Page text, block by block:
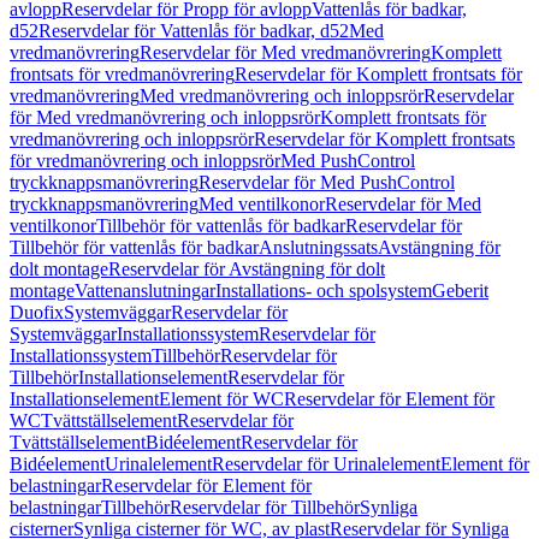
avloppReservdelar för Propp för avloppVattenlås för badkar,
d52Reservdelar för Vattenlås för badkar, d52Med
vredmanövreringReservdelar för Med vredmanövreringKomplett
frontsats för vredmanövreringReservdelar för Komplett frontsats för
vredmanövreringMed vredmanövrering och inloppsrörReservdelar
för Med vredmanövrering och inloppsrörKomplett frontsats för
vredmanövrering och inloppsrörReservdelar för Komplett frontsats
för vredmanövrering och inloppsrörMed PushControl
tryckknappsmanövreringReservdelar för Med PushControl
tryckknappsmanövreringMed ventilkonorReservdelar för Med
ventilkonorTillbehör för vattenlås för badkarReservdelar för
Tillbehör för vattenlås för badkarAnslutningssatsAvstängning för
dolt montageReservdelar för Avstängning för dolt
montageVattenanslutningarInstallations- och spolsystemGeberit
DuofixSystemväggarReservdelar för
SystemväggarInstallationssystemReservdelar för
InstallationssystemTillbehörReservdelar för
TillbehörInstallationselementReservdelar för
InstallationselementElement för WCReservdelar för Element för
WCTvättställselementReservdelar för
TvättställselementBidéelementReservdelar för
BidéelementUrinalelementReservdelar för UrinalelementElement för
belastningarReservdelar för Element för
belastningarTillbehörReservdelar för TillbehörSynliga
cisternerSynliga cisterner för WC, av plastReservdelar för Synliga